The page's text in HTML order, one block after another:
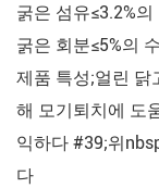
굵은 섬유≤3.2%의
굵은 회분≤5%의
제품 특성;얼린 닭
해 모기퇴치에 도
익하다 #39;위
다